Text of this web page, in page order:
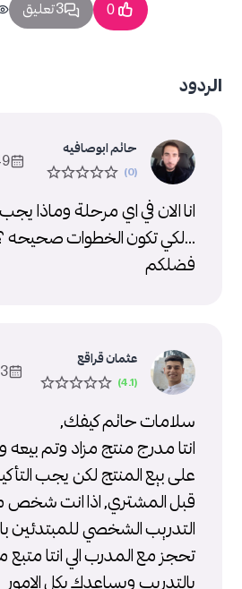
0 3 تعليق
الردود
حاتم ابوصافيه
04
انا الان في اي مرحلة وماذا يجب
...لكي تكون الخطوات صحيحه
فضلكم
عثمان قراقع
04
سلامات حاتم كيفك,
انتا مدرج منتج مزاد وتم
على بيع المنتج لكن يجب
قبل المشتري, اذا انت
التدريب الشخصي للمبتدئين
تحجز مع المدرب الي انتا
بالتدريب وبساعدك بكل الامور